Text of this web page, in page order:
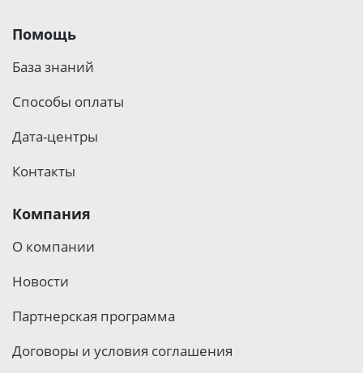
Помощь
База знаний
Способы оплаты
Дата-центры
Контакты
Компания
О компании
Новости
Партнерская программа
Договоры и условия соглашения